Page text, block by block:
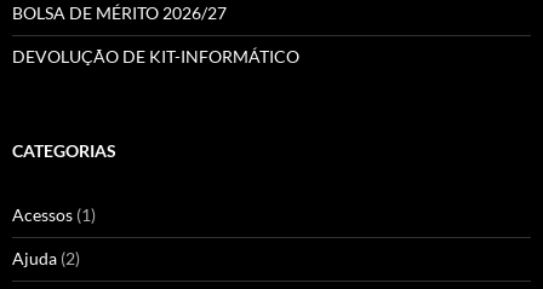
BOLSA DE MÉRITO 2026/27
DEVOLUÇÃO DE KIT-INFORMÁTICO
CATEGORIAS
Acessos (1)
Ajuda (2)